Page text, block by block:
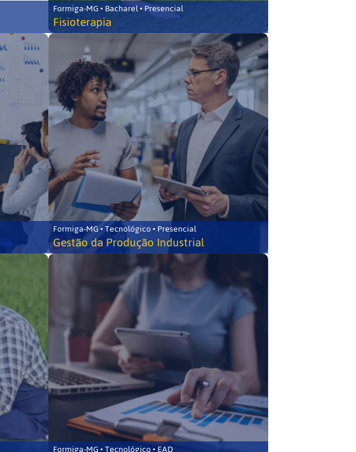
Formiga-MG • Bacharel • Presencial
Fisioterapia
Formiga-MG • Tecnológico • Presencial
Gestão da Produção Industrial